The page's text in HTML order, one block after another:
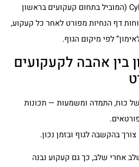
בסטודיו של Cyber Tattoo (המוביל בתחום קעקועים בראשון
דף הנחיות מפורט לאחר כל קעקוע,
לפי מיקום הגוף.
בין אהבה לקעקועים
כוח, התמדה ומשמעות — תכונות
בהקשבה לגוף ובזמן נכון.
אחרי שלב, כך גם קעקוע נבנה